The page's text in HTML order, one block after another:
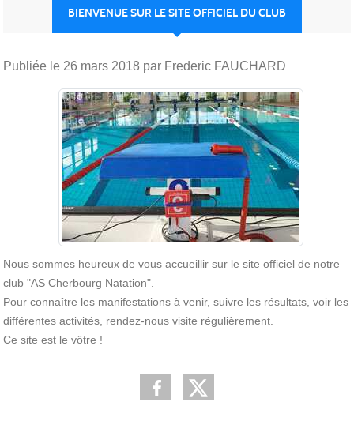
BIENVENUE SUR LE SITE OFFICIEL DU CLUB
Publiée le 26 mars 2018 par Frederic FAUCHARD
Nous sommes heureux de vous accueillir sur le site officiel de notre
club "AS Cherbourg Natation".
Pour connaître les manifestations à venir, suivre les résultats, voir les
différentes activités, rendez-nous visite régulièrement.
Ce site est le vôtre !